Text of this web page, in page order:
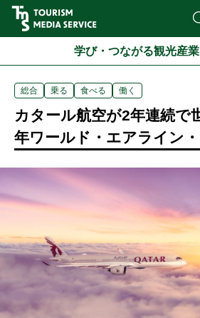
学び・つながる観光産
総合 乗る 食べる 働く
カタール航空が2年連続で
年ワールド・エアライン